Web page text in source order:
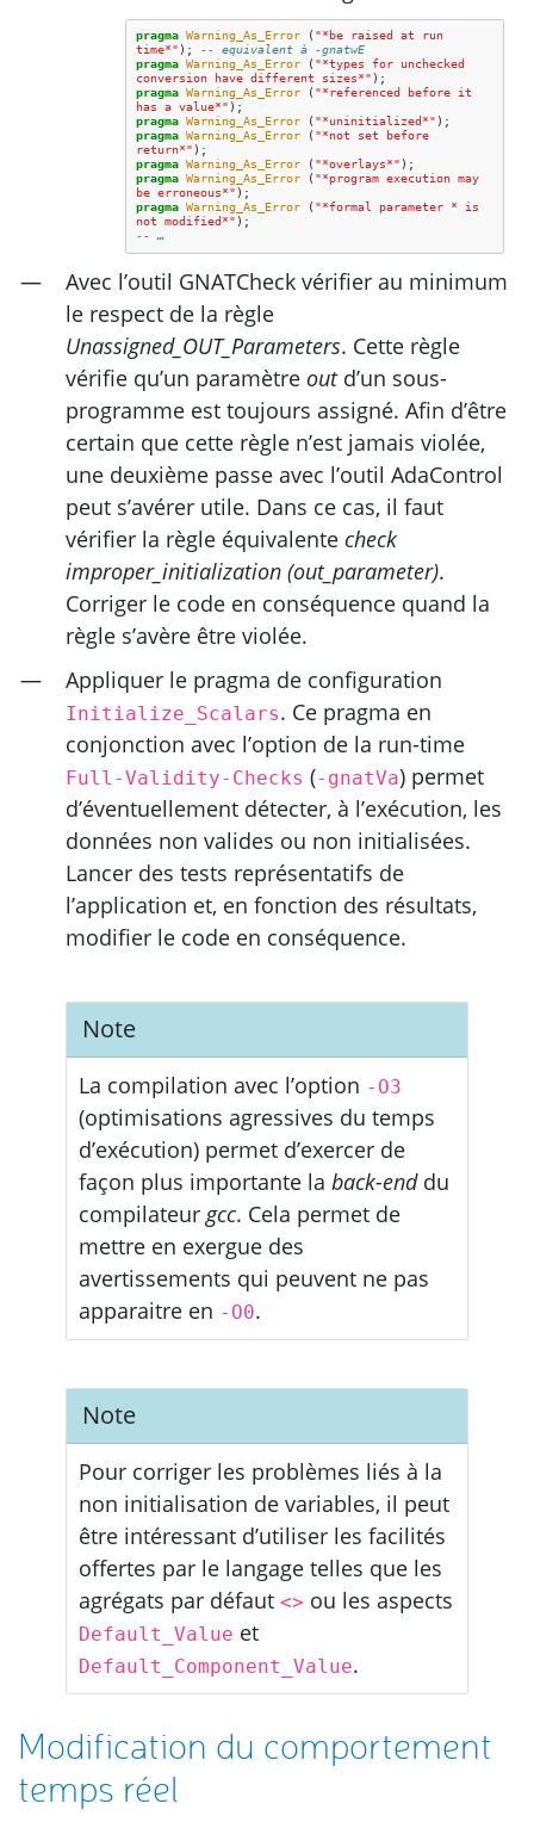
pragma Warning_As_Error ( "*be raised at run
time*" );
-- equivalent à -gnatwE
pragma Warning_As_Error ( "*types for unchecked
conversion have different sizes*" );
pragma Warning_As_Error ( "*referenced before it
has a value*" );
pragma Warning_As_Error ( "*uninitialized*" );
pragma Warning_As_Error ( "*not set before
return*" );
pragma Warning_As_Error ( "*overlays*" );
pragma Warning_As_Error ( "*program execution may
be erroneous*" );
pragma Warning_As_Error ( "*formal parameter * is
not modified*" );
-- …
Avec l’outil GNATCheck vérifier au minimum
le respect de la règle
Unassigned_OUT_Parameters. Cette règle
vérifie qu’un paramètre outd’un sous-
programme est toujours assigné. Afin d’être
certain que cette règle n’est jamais violée,
une deuxième passe avec l’outil AdaControl
peut s’avérer utile. Dans ce cas, il faut
vérifier la règle équivalente check
improper_initialization (out_parameter).
Corriger le code en conséquence quand la
règle s’avère être violée.
Appliquer le pragma de configuration
Initialize_Scalars. Ce pragma en
conjonction avec l’option de la run-time
Full-Validity-Checks (-gnatVa) permet
d’éventuellement détecter, à l’exécution, les
données non valides ou non initialisées.
Lancer des tests représentatifs de
l’application et, en fonction des résultats,
modifier le code en conséquence.
Note
La compilation avec l’option -O3
(optimisations agressives du temps
d’exécution) permet d’exercer de
façon plus importante la back-enddu
compilateur gcc. Cela permet de
mettre en exergue des
avertissements qui peuvent ne pas
apparaitre en -O0.
Note
Pour corriger les problèmes liés à la
non initialisation de variables, il peut
être intéressant d’utiliser les facilités
offertes par le langage telles que les
agrégats par défaut <> ou les aspects
Default_Value et
Default_Component_Value.
Modification du comportement
temps réel